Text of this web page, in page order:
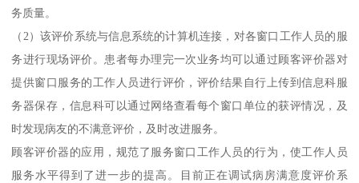
务质量。
（2）该评价系统与信息系统的计算机连接，对各窗口工作人员的服
务进行现场评价。患者每办理完一次业务均可以通过顾客评价器对
提供窗口服务的工作人员进行评价，评价结果自行上传到信息科服
务器保存，信息科可以通过网络查看每个窗口单位的获评情况，及
时发现病友的不满意评价，及时改进服务。
顾客评价器的应用，规范了服务窗口工作人员的行为，使工作人员
服务水平得到了进一步的提高。目前正在调试病房满意度评价系